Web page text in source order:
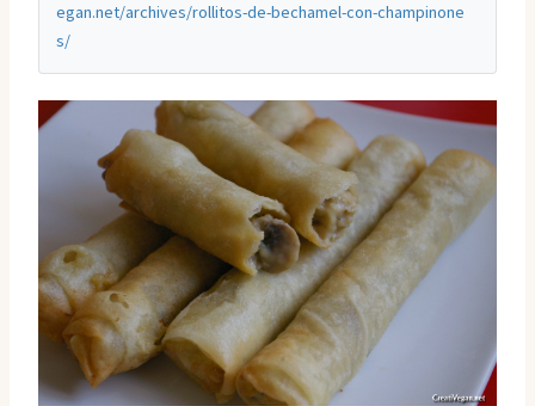
egan.net/archives/rollitos-de-bechamel-con-champinone
s/